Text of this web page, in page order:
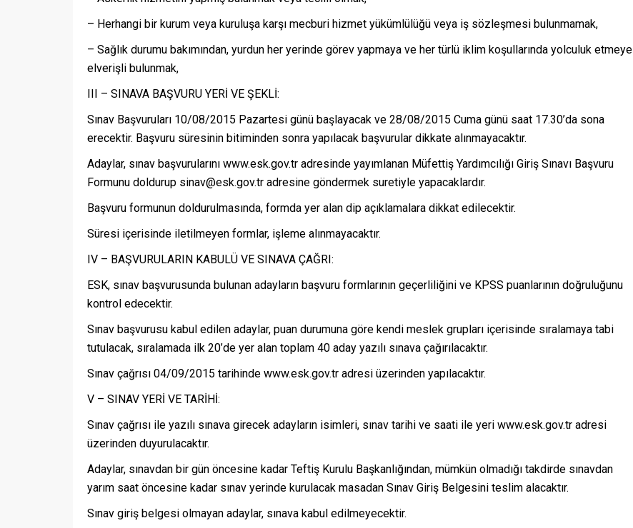
– Herhangi bir kurum veya kuruluşa karşı mecburi hizmet yükümlülüğü veya iş sözleşmesi bulunmamak,
– Sağlık durumu bakımından, yurdun her yerinde görev yapmaya ve her türlü iklim koşullarında yolculuk etmeye
elverişli bulunmak,
III – SINAVA BAŞVURU YERİ VE ŞEKLİ:
Sınav Başvuruları 10/08/2015 Pazartesi günü başlayacak ve 28/08/2015 Cuma günü saat 17.30’da sona
erecektir. Başvuru süresinin bitiminden sonra yapılacak başvurular dikkate alınmayacaktır.
Adaylar, sınav başvurularını www.esk.gov.tr adresinde yayımlanan Müfettiş Yardımcılığı Giriş Sınavı Başvuru
Formunu doldurup sinav@esk.gov.tr adresine göndermek suretiyle yapacaklardır.
Başvuru formunun doldurulmasında, formda yer alan dip açıklamalara dikkat edilecektir.
Süresi içerisinde iletilmeyen formlar, işleme alınmayacaktır.
IV – BAŞVURULARIN KABULÜ VE SINAVA ÇAĞRI:
ESK, sınav başvurusunda bulunan adayların başvuru formlarının geçerliliğini ve KPSS puanlarının doğruluğunu
kontrol edecektir.
Sınav başvurusu kabul edilen adaylar, puan durumuna göre kendi meslek grupları içerisinde sıralamaya tabi
tutulacak, sıralamada ilk 20’de yer alan toplam 40 aday yazılı sınava çağırılacaktır.
Sınav çağrısı 04/09/2015 tarihinde www.esk.gov.tr adresi üzerinden yapılacaktır.
V – SINAV YERİ VE TARİHİ:
Sınav çağrısı ile yazılı sınava girecek adayların isimleri, sınav tarihi ve saati ile yeri www.esk.gov.tr adresi
üzerinden duyurulacaktır.
Adaylar, sınavdan bir gün öncesine kadar Teftiş Kurulu Başkanlığından, mümkün olmadığı takdirde sınavdan
yarım saat öncesine kadar sınav yerinde kurulacak masadan Sınav Giriş Belgesini teslim alacaktır.
Sınav giriş belgesi olmayan adaylar, sınava kabul edilmeyecektir.